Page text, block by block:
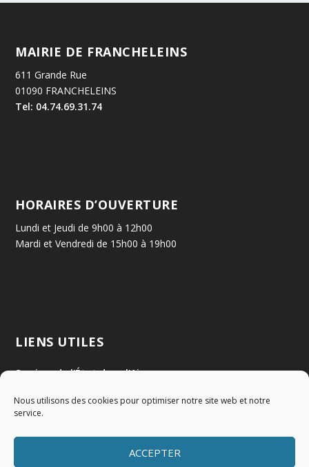
Nous utilisons des cookies pour optimiser notre site web et notre
service.
ACCEPTER
MAIRIE DE FRANCHELEINS
611 Grande Rue
01090 FRANCHELEINS
Tel: 04.74.69.31.74
HORAIRES D’OUVERTURE
Lundi et Jeudi de 9h00 à 12h00
Mardi et Vendredi de 15h00 à 19h00
LIENS UTILES
Services de l'État dans l'Ain
Communauté de Communes Val de Saône Centre
SMIDOM